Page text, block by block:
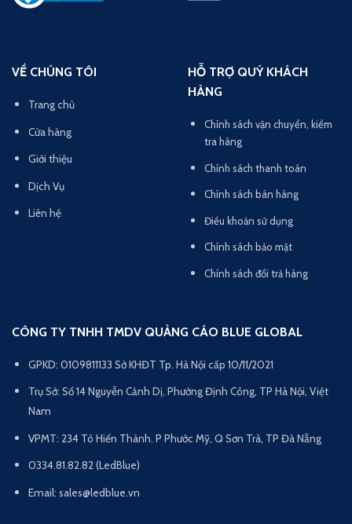
VỀ CHÚNG TÔI
Trang chủ
Cửa hàng
Giới thiệu
Dịch Vụ
Liên hệ
HỖ TRỢ QUÝ KHÁCH
HÀNG
Chính sách vận chuyển, kiểm
tra hàng
Chính sách thanh toán
Chính sách bán hàng
Điều khoản sử dụng
Chính sách bảo mật
Chính sách đổi trả hàng
CÔNG TY TNHH TMDV QUẢNG CÁO BLUE GLOBAL
GPKD: 0109811133 Sở KHĐT Tp. Hà Nội cấp 10/11/2021
Trụ Sở: Số 14 Nguyễn Cảnh Dị, Phường Định Công, TP Hà Nội, Việt
Nam
VPMT: 234 Tô Hiến Thành. P Phước Mỹ, Q Sơn Trà, TP Đà Nẵng
0334.81.82.82 (LedBlue)
Email: sales@ledblue.vn